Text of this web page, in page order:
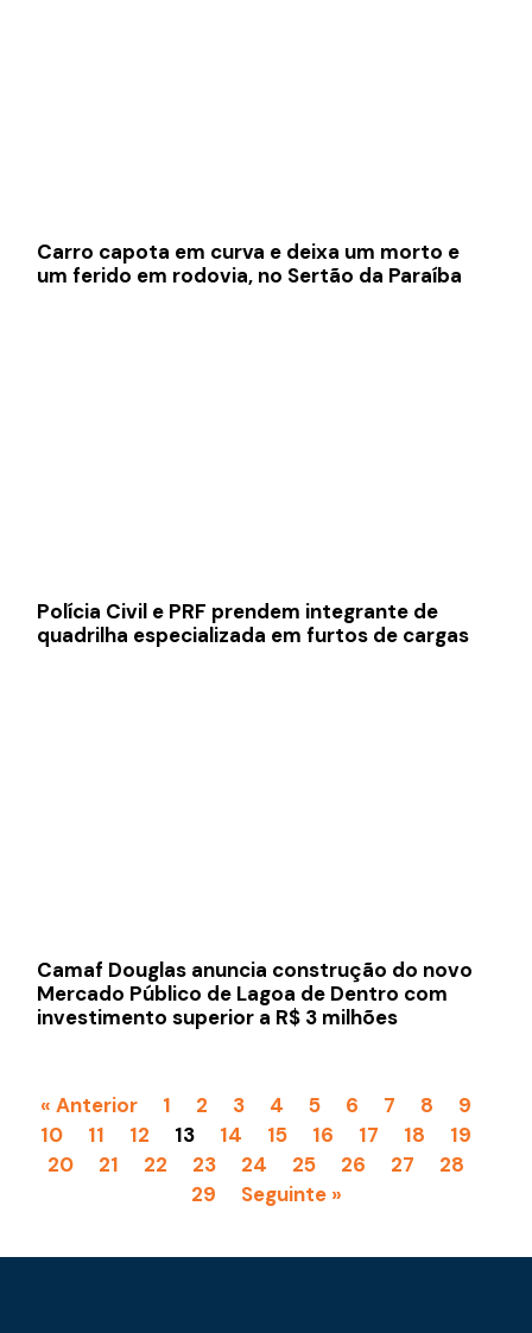
Carro capota em curva e deixa um morto e
um ferido em rodovia, no Sertão da Paraíba
Polícia Civil e PRF prendem integrante de
quadrilha especializada em furtos de cargas
Camaf Douglas anuncia construção do novo
Mercado Público de Lagoa de Dentro com
investimento superior a R$ 3 milhões
« Anterior 1 2 3 4 5 6 7 8
9
10
11 12 13 14 15 16 17 18
19
20
21 22 23 24 25 26 27
28
29
Seguinte »